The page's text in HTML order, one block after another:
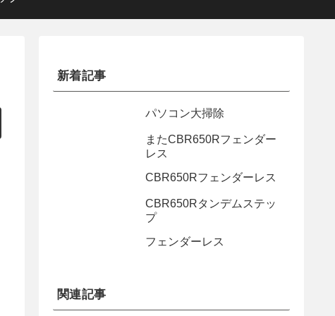
新着記事
パソコン大掃除
またCBR650Rフェンダー
レス
CBR650Rフェンダーレス
CBR650Rタンデムステッ
プ
フェンダーレス
関連記事